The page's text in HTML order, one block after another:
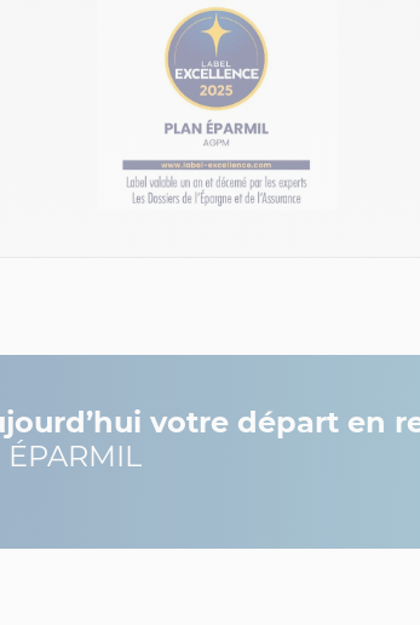
votre départ en
ÉPARMIL